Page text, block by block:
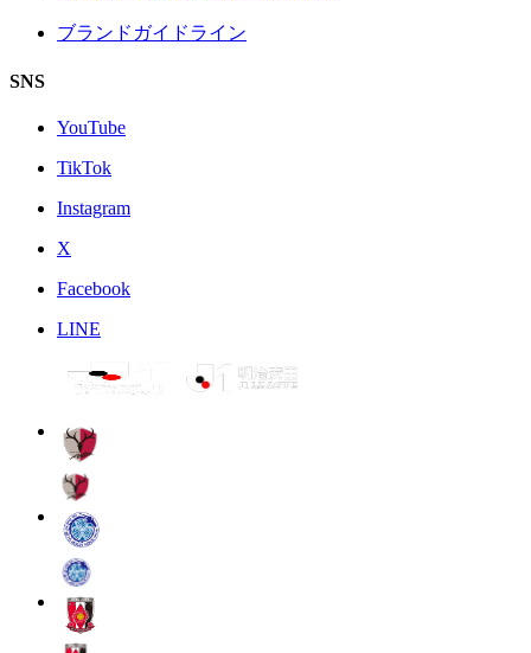
ブランドガイドライン
SNS
YouTube
TikTok
Instagram
X
Facebook
LINE